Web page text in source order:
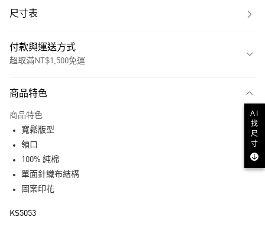
尺寸表
付款與運送方式
超取滿NT$1,500免運
LINE Pay
全家取貨付款
商品特色
商品特色
寬鬆版型
領口
100% 純棉
單面針織布結構
圖案印花
KS5053
AI
找
尺
寸